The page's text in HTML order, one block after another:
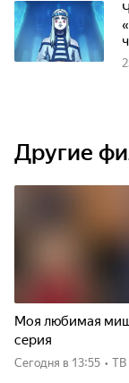
Другие
Моя любимая
серия
Сегодня в 13:55 • ТВ